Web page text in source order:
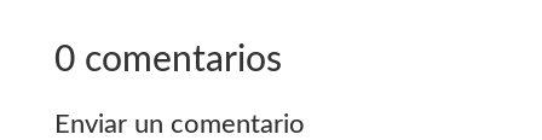
0 comentarios
Enviar un comentario